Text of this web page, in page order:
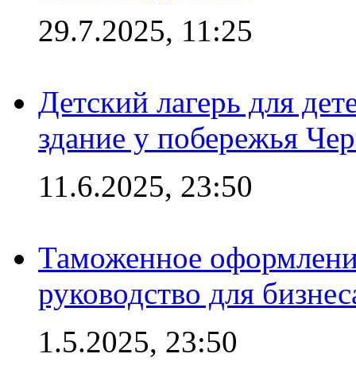
29.7.2025, 11:25
Детский лагерь для
здание у побережья
11.6.2025, 23:50
Таможенное
руководство для
1.5.2025, 23:50